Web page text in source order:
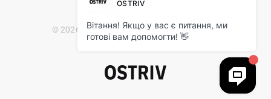
© 2026 Ostriv.ua Store. All Rights Reserved.